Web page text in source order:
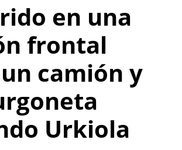
en una
frontal
camión y
Urkiola